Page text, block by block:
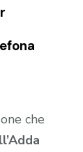
che